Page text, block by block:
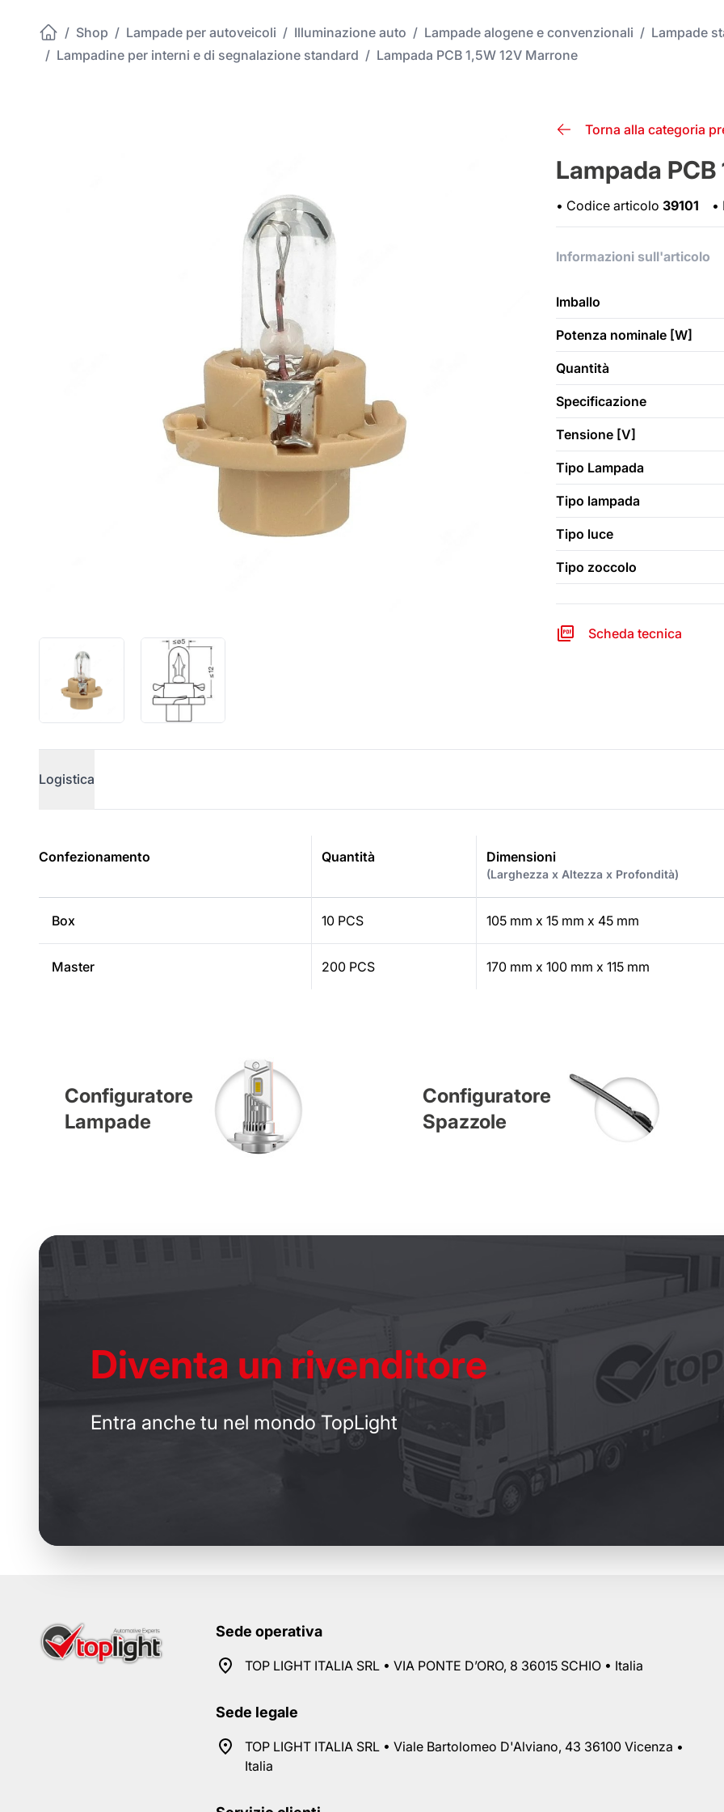
/ Shop / Lampade per autoveicoli / Illuminazione auto / Lampade alogene e convenzionali / Lampade
/ Lampadine per interni e di segnalazione standard / Lampada PCB 1,5W 12V Marrone
Torna alla categoria
Lampada PCB
• Codice articolo 39101 •
Informazioni sull'articolo
Imballo
Potenza nominale [W]
Quantità
Specificazione
Tensione [V]
Tipo Lampada
Tipo lampada
Tipo luce
Tipo zoccolo
Scheda tecnica
Logistica
LANG_PRODUCTS_LOGISTIC
Confezionamento Quantità Dimensioni
(Larghezza x Altezza x Profondità)
Box 10 PCS 105 mm x 15 mm x 45 mm
Master 200 PCS 170 mm x 100 mm x 115 mm
Configuratore
Lampade
Configuratore
Spazzole
Diventa un rivenditore
Entra anche tu nel mondo TopLight
Sede operativa
TOP LIGHT ITALIA SRL • VIA PONTE D’ORO, 8 36015 SCHIO • Italia
Sede legale
TOP LIGHT ITALIA SRL • Viale Bartolomeo D'Alviano, 43 36100 Vicenza •
Italia